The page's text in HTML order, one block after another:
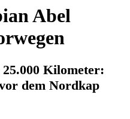
Abel
Kilometer:
dem Nordkap